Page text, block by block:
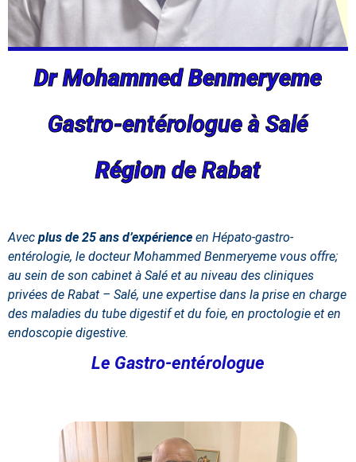
Dr Mohammed Benmeryeme
Gastro-entérologue à Salé
Région de Rabat
Avec plus de 25 ans d’expérience en Hépato-gastro-
entérologie, le docteur Mohammed Benmeryeme vous offre;
au sein de son cabinet à Salé et au niveau des cliniques
privées de Rabat – Salé, une expertise dans la prise en charge
des maladies du tube digestif et du foie, en proctologie et en
endoscopie digestive.
Le Gastro-entérologue